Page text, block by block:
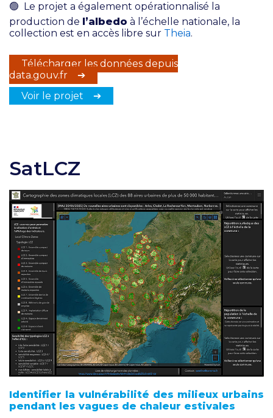
🟢 Le projet a également opérationnalisé la
production de l’albedo à l’échelle nationale, la
collection est en accès libre sur Theia.
Télécharger les données depuis
data.gouv.fr ➔
Voir le projet ➔
SatLCZ
Identifier la vulnérabilité des milieux urbains
pendant les vagues de chaleur estivales